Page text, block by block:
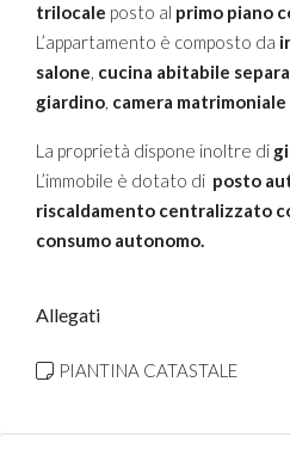
trilocale posto al primo piano
L’appartamento è composto da
salone, cucina abitabile
giardino, camera matrimoniale
La proprietà dispone inoltre di
L’immobile è dotato di posto
riscaldamento centralizzato
consumo autonomo.
Allegati
PIANTINA CATASTALE